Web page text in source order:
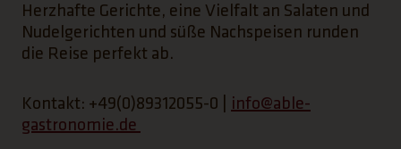
Herzhafte Gerichte, eine Vielfalt an Salaten und
Nudelgerichten und süße Nachspeisen runden
die Reise perfekt ab.
Kontakt: +49(0)89312055-0 |
info@able-
gastronomie.de